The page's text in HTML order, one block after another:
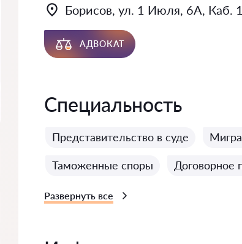
Борисов, ул. 1 Июля, 6А, Каб.
АДВОКАТ
Специальность
Представительство в суде
Таможенные споры Договорное
Развернуть все